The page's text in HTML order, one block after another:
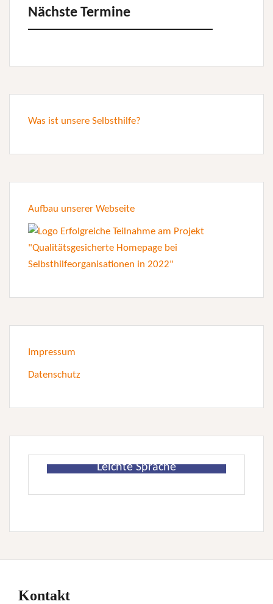
Nächste Termine
Was ist unsere Selbsthilfe?
Aufbau unserer Webseite
Impressum
Datenschutz
Leichte Sprache
Kontakt